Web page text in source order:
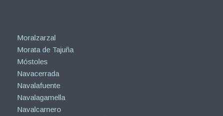
Moralzarzal
Morata de Tajuña
Móstoles
Navacerrada
Navalafuente
Navalagamella
Navalcarnero